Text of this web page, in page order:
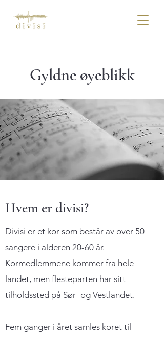
Gyldne øyeblikk
Hvem er divisi?
Divisi er et kor som består av over 50
sangere i alderen 20-60 år.
Kormedlemmene kommer fra hele
landet, men flesteparten har sitt
tilholdssted på Sør- og Vestlandet.
Fem ganger i året samles koret til